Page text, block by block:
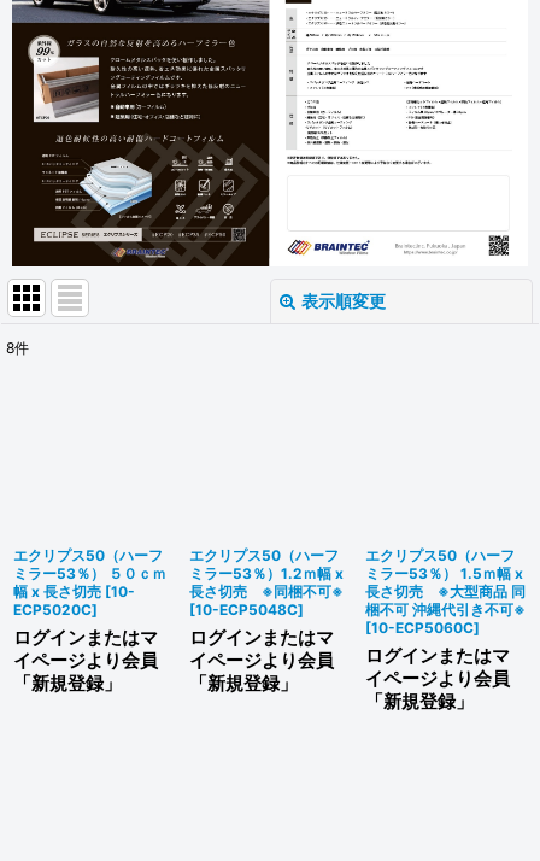
表示順変更
8件
エクリプス50（ハーフ
ミラー53％） ５０ｃｍ
幅 x 長さ切売 [10-
ECP5020C]
ログインまたはマ
イページより会員
「新規登録」
エクリプス50（ハーフ
ミラー53％）1.2ｍ幅 x
長さ切売 ※同梱不可※
[10-ECP5048C]
ログインまたはマ
イページより会員
「新規登録」
エクリプス50（ハーフ
ミラー53％） 1.5ｍ幅 x
長さ切売 ※大型商品 同
梱不可 沖縄代引き不可※
[10-ECP5060C]
ログインまたはマ
イページより会員
「新規登録」